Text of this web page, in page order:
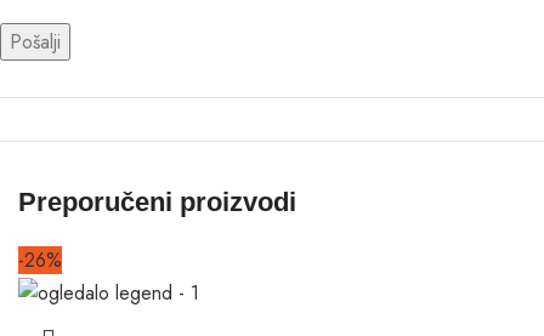
Preporučeni proizvodi
-26%